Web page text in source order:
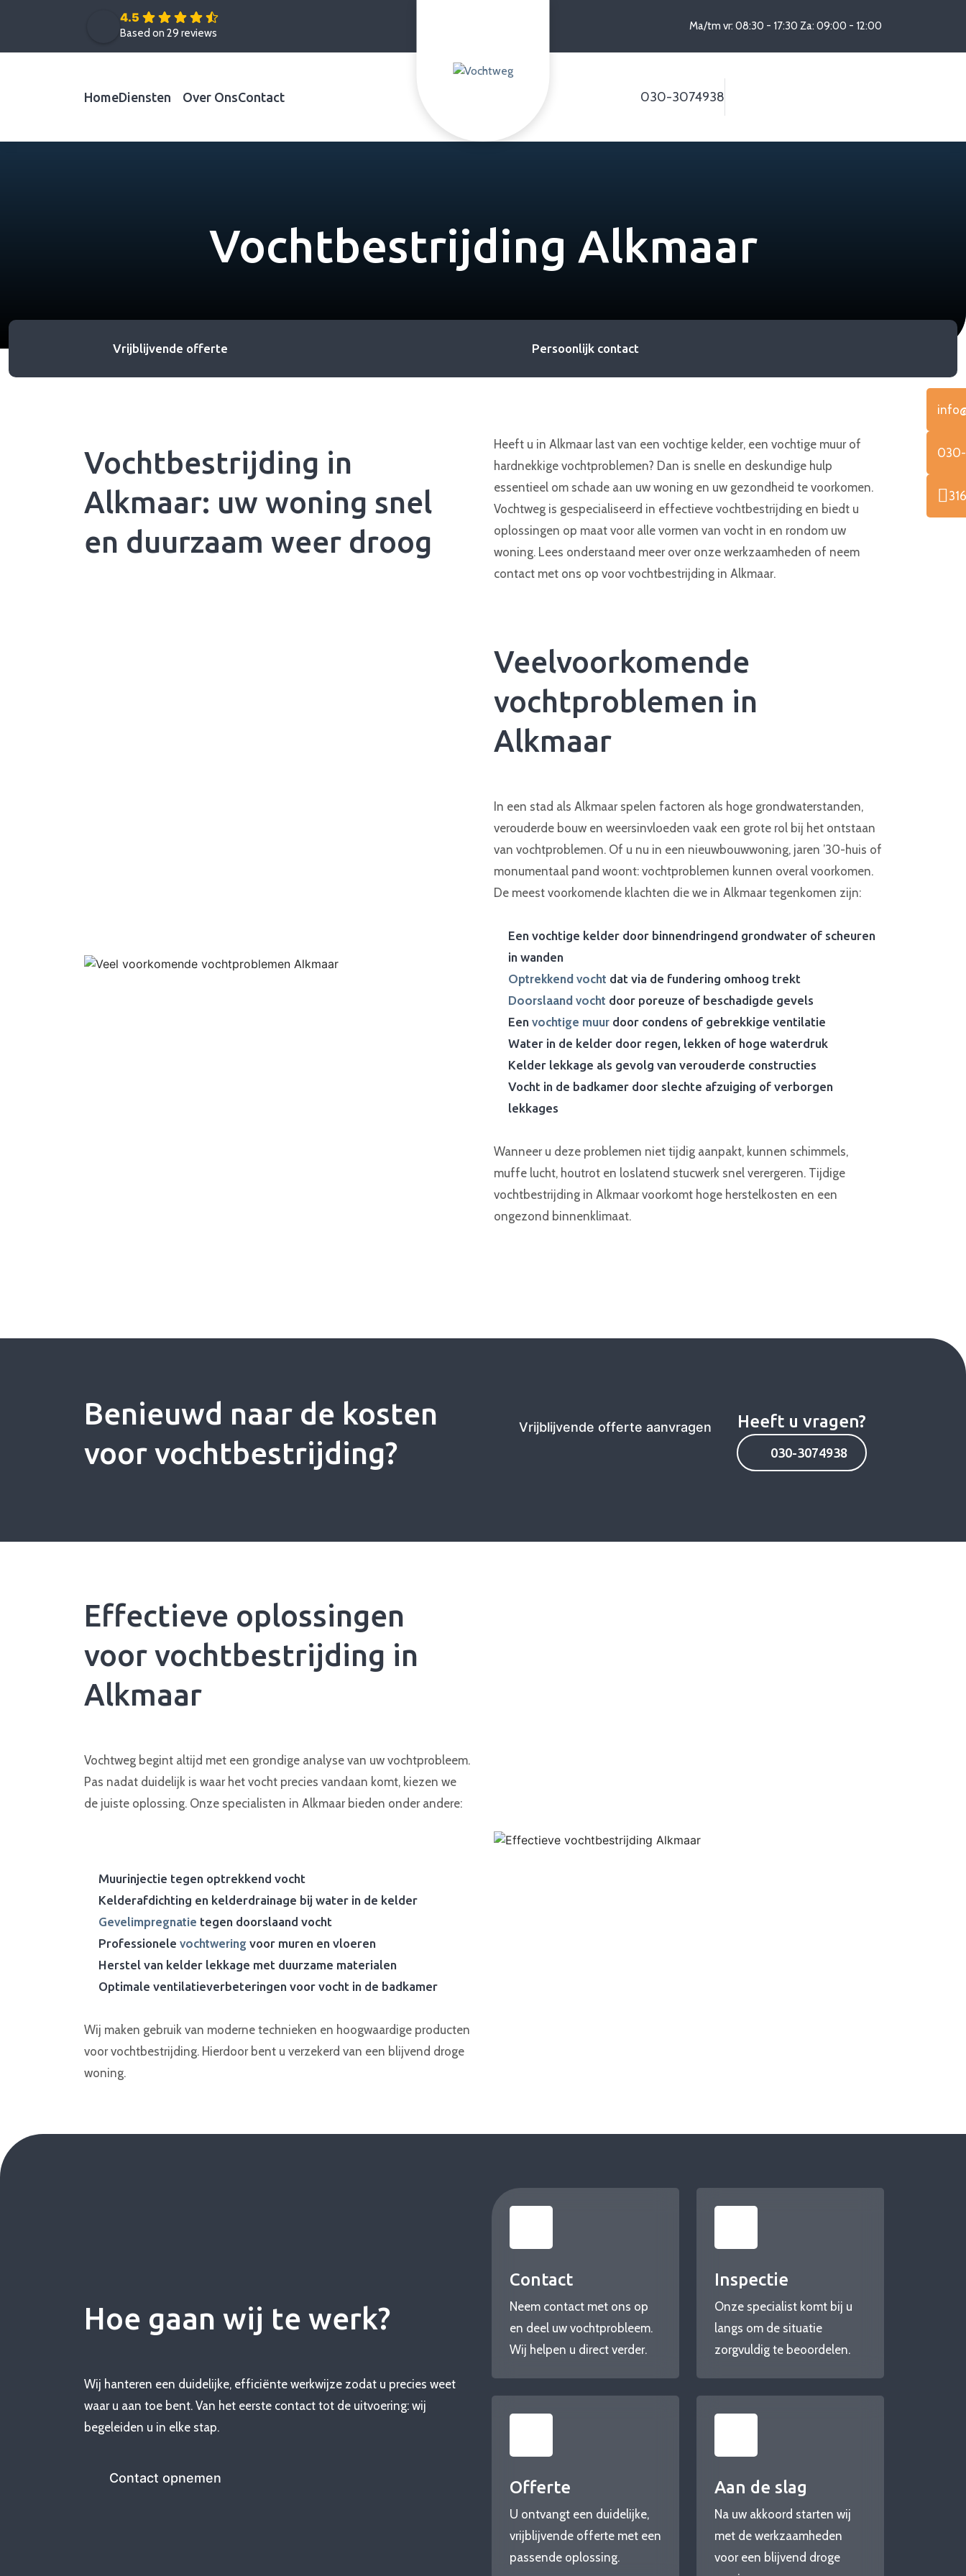
4.5
Based on 29 reviews
Ma/tm vr: 08:30 - 17:30 Za: 09:00 - 12:00
HomeDiensten Over OnsContact 030-3074938
Vochtbestrijding Alkmaar
Vrijblijvende offerte Persoonlijk contact
Vochtbestrijding in
Alkmaar: uw woning snel
en duurzaam weer droog
Heeft u in Alkmaar last van een vochtige kelder, een vochtige muur of
hardnekkige vochtproblemen? Dan is snelle en deskundige hulp
essentieel om schade aan uw woning en uw gezondheid te voorkomen.
Vochtweg is gespecialiseerd in effectieve vochtbestrijding en biedt u
oplossingen op maat voor alle vormen van vocht in en rondom uw
woning. Lees onderstaand meer over onze werkzaamheden of neem
contact met ons op voor vochtbestrijding in Alkmaar.
Veelvoorkomende
vochtproblemen in
Alkmaar
In een stad als Alkmaar spelen factoren als hoge grondwaterstanden,
verouderde bouw en weersinvloeden vaak een grote rol bij het ontstaan
van vochtproblemen. Of u nu in een nieuwbouwwoning, jaren ’30-huis of
monumentaal pand woont: vochtproblemen kunnen overal voorkomen.
De meest voorkomende klachten die we in Alkmaar tegenkomen zijn:
Een vochtige kelder door binnendringend grondwater of scheuren
in wanden
Optrekkend vocht dat via de fundering omhoog trekt
Doorslaand vocht door poreuze of beschadigde gevels
Een vochtige muur door condens of gebrekkige ventilatie
Water in de kelder door regen, lekken of hoge waterdruk
Kelder lekkage als gevolg van verouderde constructies
Vocht in de badkamer door slechte afzuiging of verborgen
lekkages
Wanneer u deze problemen niet tijdig aanpakt, kunnen schimmels,
muffe lucht, houtrot en loslatend stucwerk snel verergeren. Tijdige
vochtbestrijding in Alkmaar voorkomt hoge herstelkosten en een
ongezond binnenklimaat.
Benieuwd naar de kosten
voor vochtbestrijding?
Vrijblijvende offerte aanvragen
030-3074938
Effectieve oplossingen
voor vochtbestrijding in
Alkmaar
Vochtweg begint altijd met een grondige analyse van uw vochtprobleem.
Pas nadat duidelijk is waar het vocht precies vandaan komt, kiezen we
de juiste oplossing. Onze specialisten in Alkmaar bieden onder andere:
Muurinjectie tegen optrekkend vocht
Kelderafdichting en kelderdrainage bij water in de kelder
Gevelimpregnatie tegen doorslaand vocht
Professionele vochtwering voor muren en vloeren
Herstel van kelder lekkage met duurzame materialen
Optimale ventilatieverbeteringen voor vocht in de badkamer
Wij maken gebruik van moderne technieken en hoogwaardige producten
voor vochtbestrijding. Hierdoor bent u verzekerd van een blijvend droge
woning.
Hoe gaan wij te werk?
Wij hanteren een duidelijke, efficiënte werkwijze zodat u precies weet
waar u aan toe bent. Van het eerste contact tot de uitvoering: wij
begeleiden u in elke stap.
Contact opnemen
Contact
Neem contact met ons op
en deel uw vochtprobleem.
Wij helpen u direct verder.
Inspectie
Onze specialist komt bij u
langs om de situatie
zorgvuldig te beoordelen.
Offerte
U ontvangt een duidelijke,
vrijblijvende offerte met een
passende oplossing.
Aan de slag
Na uw akkoord starten wij
met de werkzaamheden
voor een blijvend droge